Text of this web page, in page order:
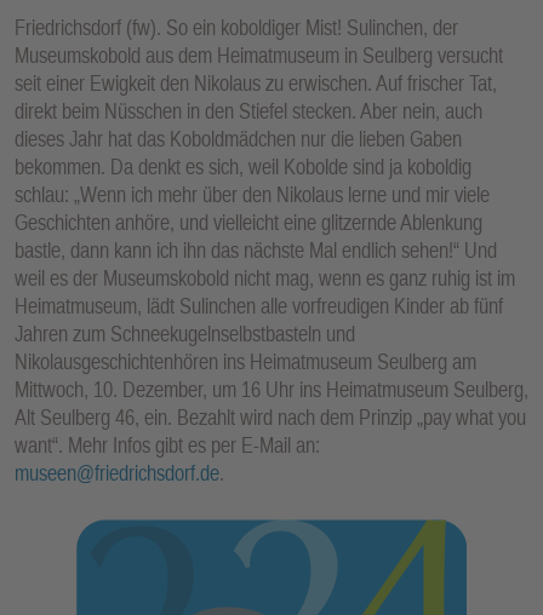
Friedrichsdorf (fw). So ein koboldiger Mist! Sulinchen, der
Museumskobold aus dem Heimatmuseum in Seulberg versucht
seit einer Ewigkeit den Nikolaus zu erwischen. Auf frischer Tat,
direkt beim Nüsschen in den Stiefel stecken. Aber nein, auch
dieses Jahr hat das Koboldmädchen nur die lieben Gaben
bekommen. Da denkt es sich, weil Kobolde sind ja koboldig
schlau: „Wenn ich mehr über den Nikolaus lerne und mir viele
Geschichten anhöre, und vielleicht eine glitzernde Ablenkung
bastle, dann kann ich ihn das nächste Mal endlich sehen!“ Und
weil es der Museumskobold nicht mag, wenn es ganz ruhig ist im
Heimatmuseum, lädt Sulinchen alle vorfreudigen Kinder ab fünf
Jahren zum Schneekugelnselbstbasteln und
Nikolausgeschichtenhören ins Heimatmuseum Seulberg am
Mittwoch, 10. Dezember, um 16 Uhr ins Heimatmuseum Seulberg,
Alt Seulberg 46, ein. Bezahlt wird nach dem Prinzip „pay what you
want“. Mehr Infos gibt es per E-Mail an:
museen@friedrichsdorf.de.
R
F
U
N
K
TI
O
N
E
N